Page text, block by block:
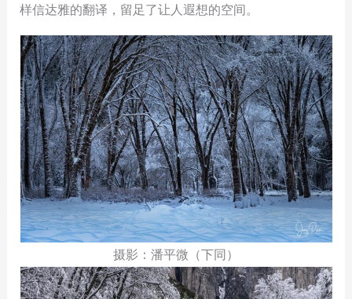
样信达雅的翻译，留足了让人遐想的空间。
摄影：潘平微（下同）